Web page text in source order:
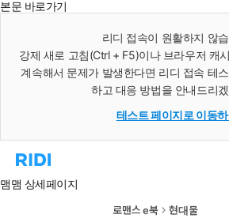
본문 바로가기
리디 접속이 원활하지 않
강제 새로 고침(Ctrl + F5)이나 브라우저 캐
계속해서 문제가 발생한다면 리디 접속 테
하고 대응 방법을 안내드리
테스트 페이지로 이동
리
홈
맴맴 상세페이지
로맨스 e북
현대물